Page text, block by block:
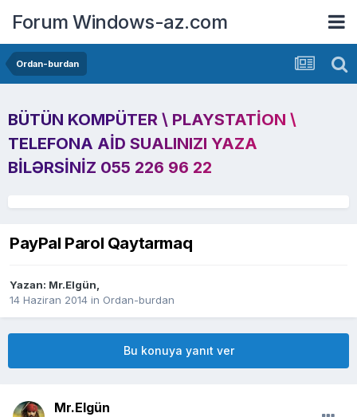
Forum Windows-az.com
Ordan-burdan
BÜTÜN KOMPÜTER \ PLAYSTATION \
TELEFONA AID SUALINIZI YAZA
BILƏRSINIZ 055 226 96 22
PayPal Parol Qaytarmaq
Yazan: Mr.Elgün,
14 Haziran 2014 in Ordan-burdan
Bu konuya yanıt ver
Mr.Elgün